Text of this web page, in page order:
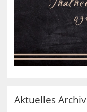
Aktuelles Archiv